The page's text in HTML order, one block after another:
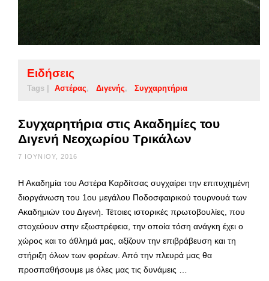
Ειδήσεις
Tags | Αστέρας Διγενής Συγχαρητήρια
Συγχαρητήρια στις Ακαδημίες του
Διγενή Νεοχωρίου Τρικάλων
7 ΙΟΥΝΊΟΥ, 2016
Η Ακαδημία του Αστέρα Καρδίτσας συγχαίρει την επιτυχημένη
διοργάνωση του 1ου μεγάλου Ποδοσφαιρικού τουρνουά των
Ακαδημιών του Διγενή. Τέτοιες ιστορικές πρωτοβουλίες, που
στοχεύουν στην εξωστρέφεια, την οποία τόση ανάγκη έχει ο
χώρος και το άθλημά μας, αξίζουν την επιβράβευση και τη
στήριξη όλων των φορέων. Από την πλευρά μας θα
προσπαθήσουμε με όλες μας τις δυνάμεις …